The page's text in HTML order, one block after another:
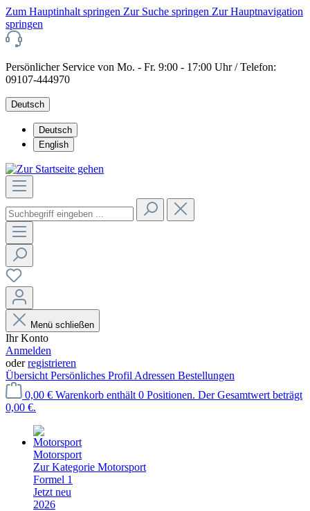
Zum Hauptinhalt springen Zur Suche springen Zur Hauptnavigation
springen
Persönlicher Service von Mo. - Fr. 9:00 - 17:00 Uhr / Telefon:
09107-444970
Deutsch
Deutsch
English
Menü schließen
Ihr Konto
Anmelden
oderregistrieren
Übersicht Persönliches Profil Adressen Bestellungen
0,00 € Warenkorb enthält 0 Positionen. Der Gesamtwert beträgt
0,00 €.
Motorsport
Zur Kategorie Motorsport
Formel 1
Jetzt neu
2026